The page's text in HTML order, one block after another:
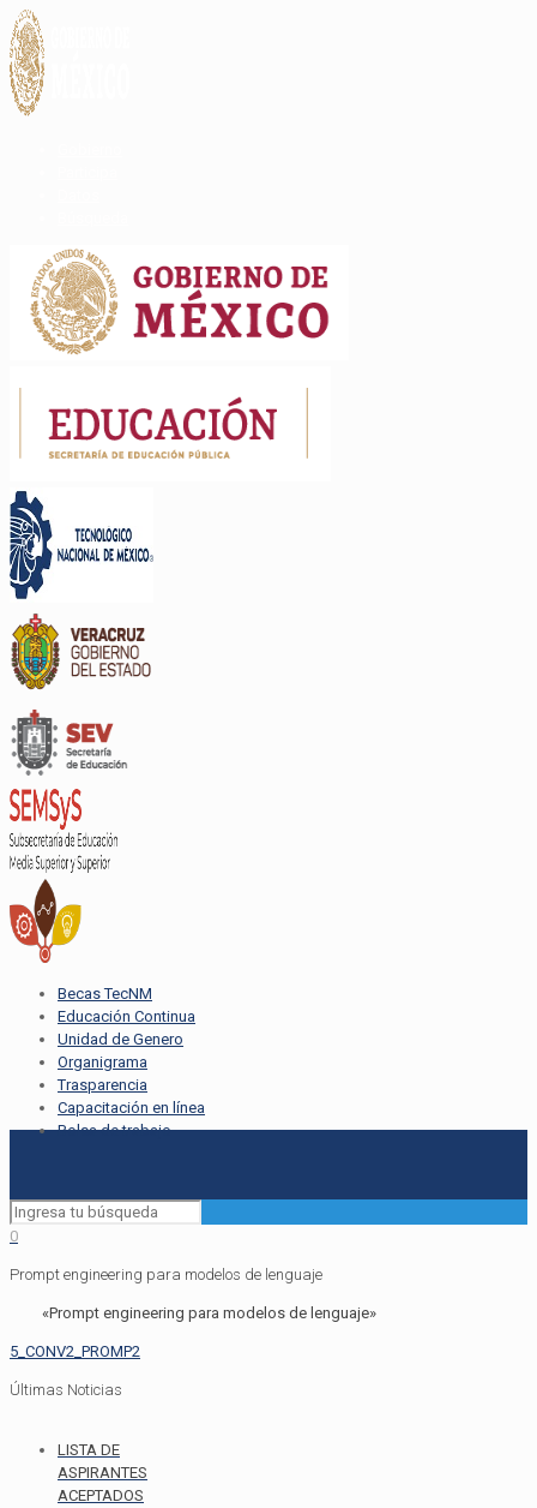
Becas TecNM
Educación Continua
Unidad de Genero
Organigrama
Trasparencia
Capacitación en línea
Bolsa de trabajo
0
Prompt engineering para modelos de lenguaje
«Prompt engineering para modelos de lenguaje»
5_CONV2_PROMP2
Últimas Noticias
LISTA DE
ASPIRANTES
ACEPTADOS